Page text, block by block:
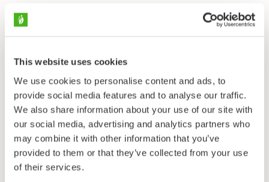
This website uses cookies
We use cookies to personalise content and ads, to
provide social media features and to analyse our traffic.
We also share information about your use of our site with
our social media, advertising and analytics partners who
may combine it with other information that you’ve
provided to them or that they’ve collected from your use
of their services.
pään pohjaväri on keltainen ja koirasyksilöillä on
liuskeenharmaa ja silmäkulmanjuova puuttuu.
Suomessa pesivien keltavästäräkkien naaraat ovat
hyvin toistensa kaltaisia ja niiden määrittäminen
rodulleen on hankalaa. Aikuisen
keltavästäräkkikoiraan koko alapuoli on kesäpuvussa
kirkkaankeltainen ja selkä vihertävä. Naaraan väritys
on hailakampi ja himmeämpi. Vatsapuoli on
vaaleankeltainen, pää ja selkäpuoli ovat